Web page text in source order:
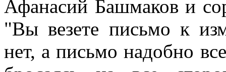
Афанасий Башмаков и
"Вы везете письмо к
нет, а письмо надобно